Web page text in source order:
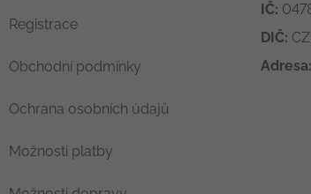
Registrace
Obchodní podmínky
Ochrana osobních údajů
Možnosti platby
IČ:
DIČ:
Adresa: